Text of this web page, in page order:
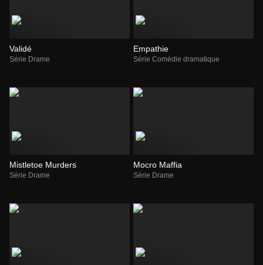
Validé
Série Drame
Empathie
Série Comédie dramatique
Mistletoe Murders
Série Drame
Mocro Maffia
Série Drame